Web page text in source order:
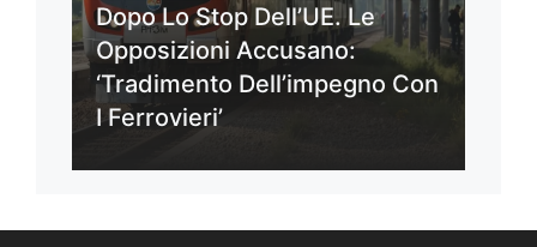
Dopo Lo Stop Dell’UE. Le
Opposizioni Accusano:
‘Tradimento Dell’impegno Con
I Ferrovieri’